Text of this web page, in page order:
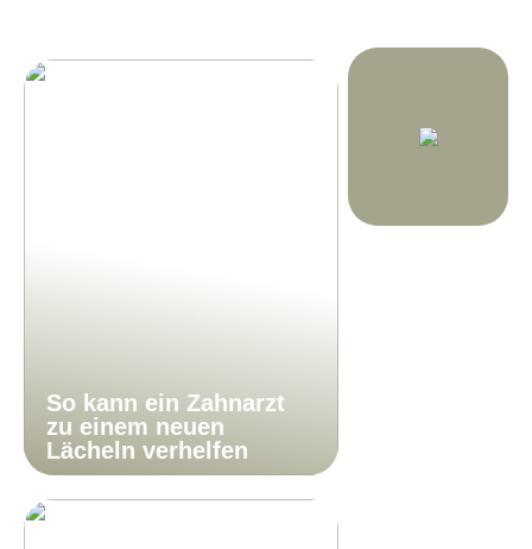
So kann ein Zahnarzt
zu einem neuen
Lächeln verhelfen